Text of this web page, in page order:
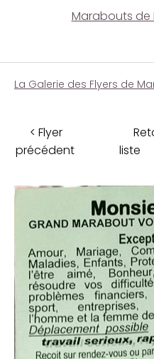
Marabouts de
La Galerie des Flyers de
< Flyer
précédent
liste